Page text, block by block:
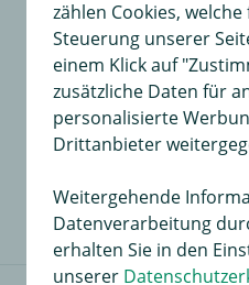
Universal
für Dauerplus und Masse
zählen Cookies,
Steuerung unserer
einem Klick auf
zusätzliche Daten für
personalisierte
Drittanbieter
Weitergehende
Datenverarbeitung
erhalten Sie in den
unserer